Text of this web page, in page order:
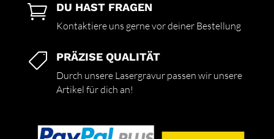
 DU HAST FRAGEN
Kontaktiere uns gerne vor deiner Bestellung
 PRÄZISE QUALITÄT
Durch unsere Lasergravur passen wir unsere
Artikel für dich an!